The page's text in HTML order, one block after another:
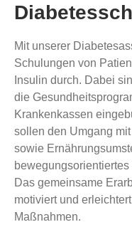
Mit unserer
Schulungen von
Insulin durch. Dabei
die
Krankenkassen
sollen den Umgang
sowie
Das gemeinsame
motiviert und
Maßnahmen.